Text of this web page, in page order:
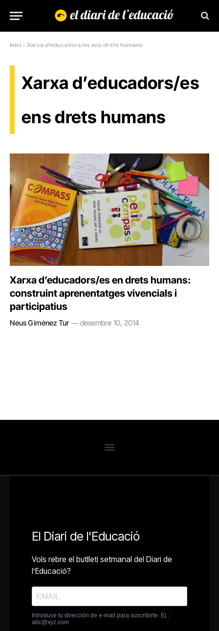
Inici » Xarxa d'educadors/es ens drets humans
Xarxa d’educadors/es
ens drets humans
Xarxa d’educadors/es en drets humans:
construint aprenentatges vivencials i
participatius
Neus Giménez Tur desembre 10, 2014